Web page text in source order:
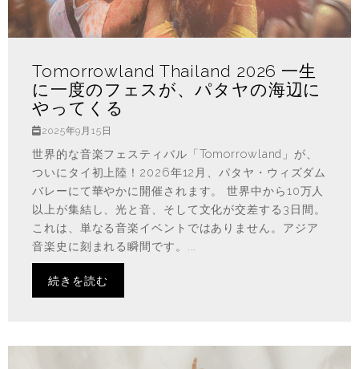
Tomorrowland Thailand 2026 一生
に一度のフェスが、パタヤの海辺に
やってくる
2025年9月15日
世界的な音楽フェスティバル「Tomorrowland」が、
ついにタイ初上陸！2026年12月、パタヤ・ウィズダム
バレーにて華やかに開催されます。 世界中から10万人
以上が集結し、光と音、そして文化が交差する3日間。
これは、単なる音楽イベントではありません。アジア
音楽史に刻まれる瞬間です。...
続きを読む